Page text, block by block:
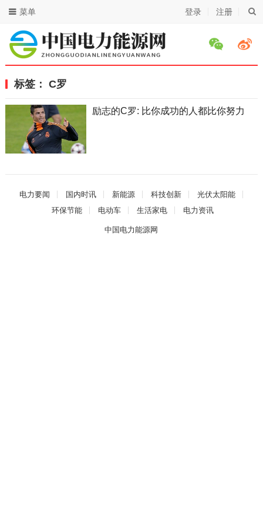
登录 注册
菜单
标签： C罗
励志的C罗: 比你成功的人都比你努力
电力要闻 国内时讯 新能源 科技创新
光伏太阳能
环保节能
电动车 生活家电 电力资讯
中国电力能源网